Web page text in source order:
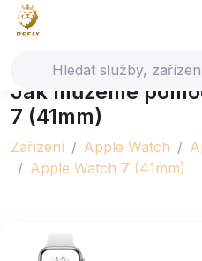
Jak můžeme
7 (41mm)
Zařízení Apple Watch
Apple Watch 7 (41mm)